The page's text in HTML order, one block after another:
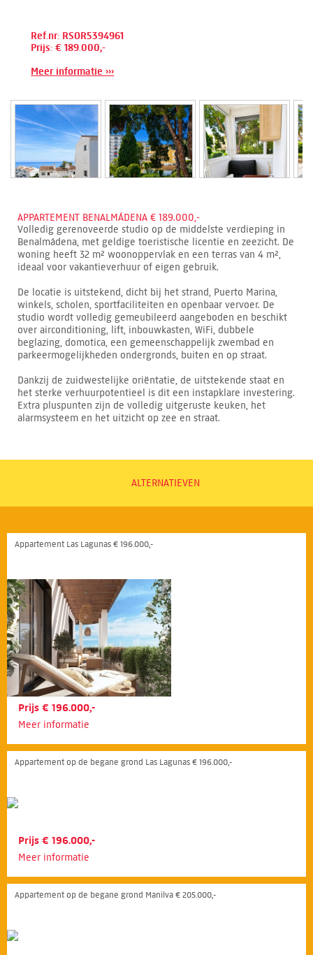
Ref.nr: RSOR5394961
Prijs: € 189.000,-
Meer informatie ›››
APPARTEMENT BENALMÁDENA € 189.000,-
Volledig gerenoveerde studio op de middelste verdieping in
Benalmádena, met geldige toeristische licentie en zeezicht. De
woning heeft 32 m² woonoppervlak en een terras van 4 m²,
ideaal voor vakantieverhuur of eigen gebruik.
De locatie is uitstekend, dicht bij het strand, Puerto Marina,
winkels, scholen, sportfaciliteiten en openbaar vervoer. De
studio wordt volledig gemeubileerd aangeboden en beschikt
over airconditioning, lift, inbouwkasten, WiFi, dubbele
beglazing, domotica, een gemeenschappelijk zwembad en
parkeermogelijkheden ondergronds, buiten en op straat.
Dankzij de zuidwestelijke oriëntatie, de uitstekende staat en
het sterke verhuurpotentieel is dit een instapklare investering.
Extra pluspunten zijn de volledig uitgeruste keuken, het
alarmsysteem en het uitzicht op zee en straat.
ALTERNATIEVEN
Appartement Las Lagunas € 196.000,-
Prijs € 196.000,-
Meer informatie
Appartement op de begane grond Las Lagunas € 196.000,-
Prijs € 196.000,-
Meer informatie
Appartement op de begane grond Manilva € 205.000,-